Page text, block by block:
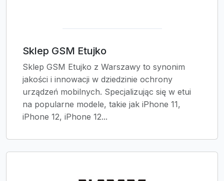
Sklep GSM Etujko
Sklep GSM Etujko z Warszawy to synonim
jakości i innowacji w dziedzinie ochrony
urządzeń mobilnych. Specjalizując się w etui
na popularne modele, takie jak iPhone 11,
iPhone 12, iPhone 12...